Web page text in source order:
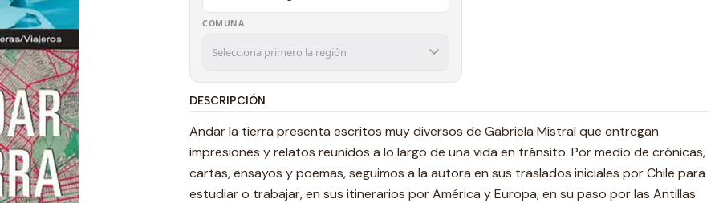
COMUNA
DESCRIPCIÓN
Andar la tierra presenta escritos muy diversos de Gabriela Mistral que entregan
impresiones y relatos reunidos a lo largo de una vida en tránsito. Por medio de crónicas,
cartas, ensayos y poemas, seguimos a la autora en sus traslados iniciales por Chile para
estudiar o trabajar, en sus itinerarios por América y Europa, en su paso por las Antillas